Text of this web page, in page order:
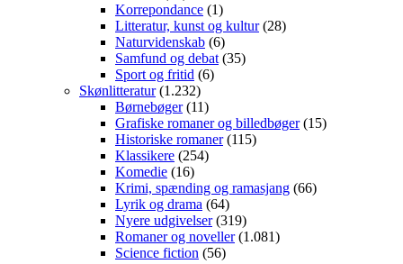
Korrepondance (1)
Litteratur, kunst og kultur(28)
Naturvidenskab (6)
Samfund og debat (35)
Sport og fritid (6)
Skønlitteratur(1.232)
Børnebøger(11)
Grafiske romaner og billedbøger(15)
Historiske romaner(115)
Klassikere (254)
Komedie (16)
Krimi, spænding og ramasjang (66)
Lyrik og drama (64)
Nyere udgivelser(319)
Romaner og noveller(1.081)
Science fiction (56)